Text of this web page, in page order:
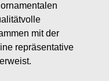
mit der
repräsentative